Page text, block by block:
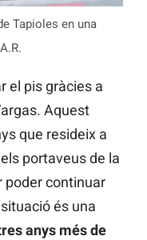
Tapioles en una
el pis gràcies a
Aquest
que resideix a
portaveus de la
poder continuar
és una
anys més de